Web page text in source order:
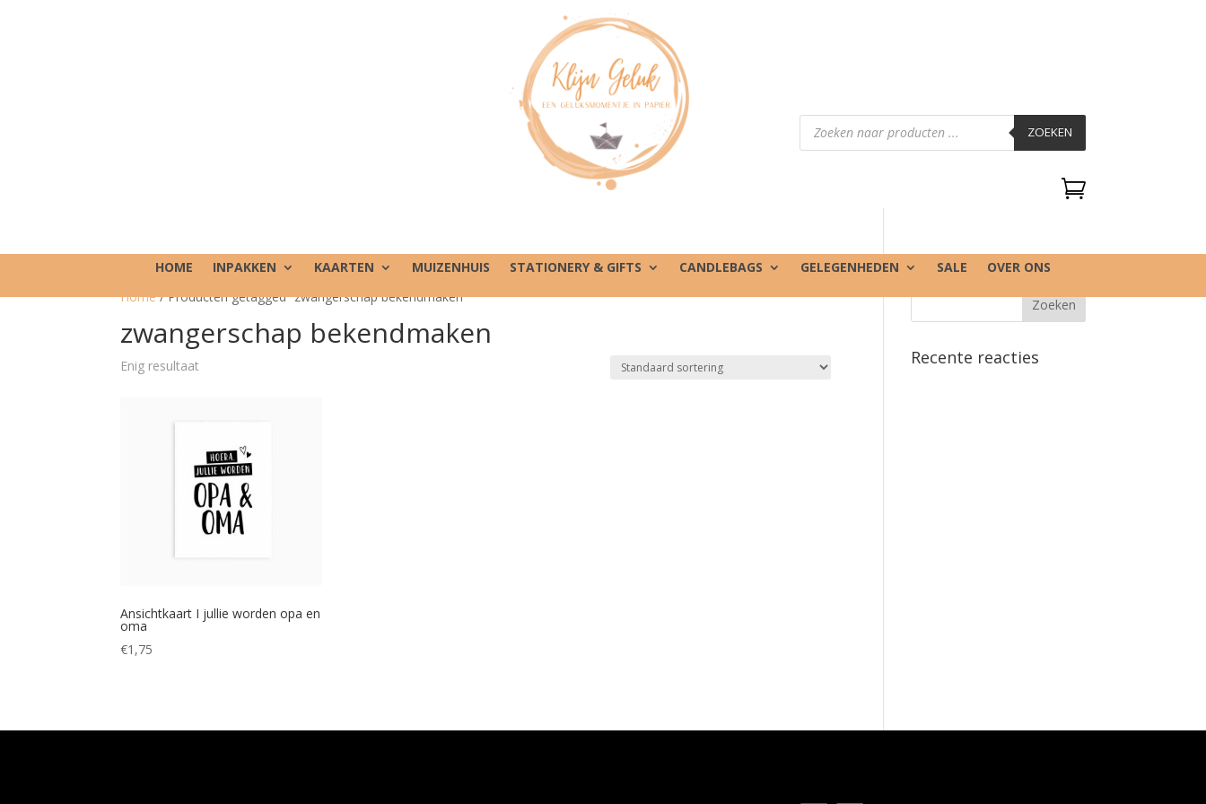
Producten
zoeken ZOEKEN

HOME INPAKKEN KAARTEN MUIZENHUIS STATIONERY & GIFTS CANDLEBAGS GELEGENHEDEN SALE
OVER ONS
Home/ Producten getagged “zwangerschap bekendmaken”
zwangerschap bekendmaken
Enig resultaat
Ansichtkaart I jullie worden opa en
oma
€1,75
Recente reacties